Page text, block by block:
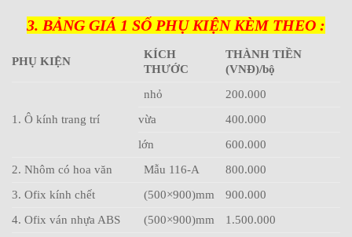
3. BẢNG GIÁ 1 SỐ PHỤ KIỆN KÈM THEO :
PHỤ KIỆN
KÍCH
THƯỚC
THÀNH TIỀN
(VNĐ)/bộ
1. Ô kính trang trí
nhỏ
200.000
vừa
400.000
lớn
600.000
2. Nhôm có hoa văn
Mẫu 116-A
800.000
3. Ofix kính chết
(500×900)mm
900.000
4. Ofix ván nhựa ABS
(500×900)mm
1.500.000